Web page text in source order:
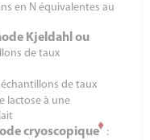
en N équivalentes au
Kjeldahl ou
de taux
échantillons de taux
lactose à une
cryoscopique♦ :